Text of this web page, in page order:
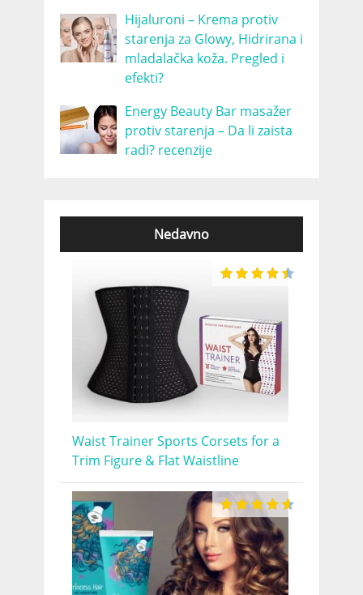
Hijaluroni – Krema protiv
starenja za Glowy, Hidrirana i
mladalačka koža. Pregled i
efekti?
Energy Beauty Bar masažer
protiv starenja – Da li zaista
radi? recenzije
Nedavno
Waist Trainer Sports Corsets for a
Trim Figure & Flat Waistline